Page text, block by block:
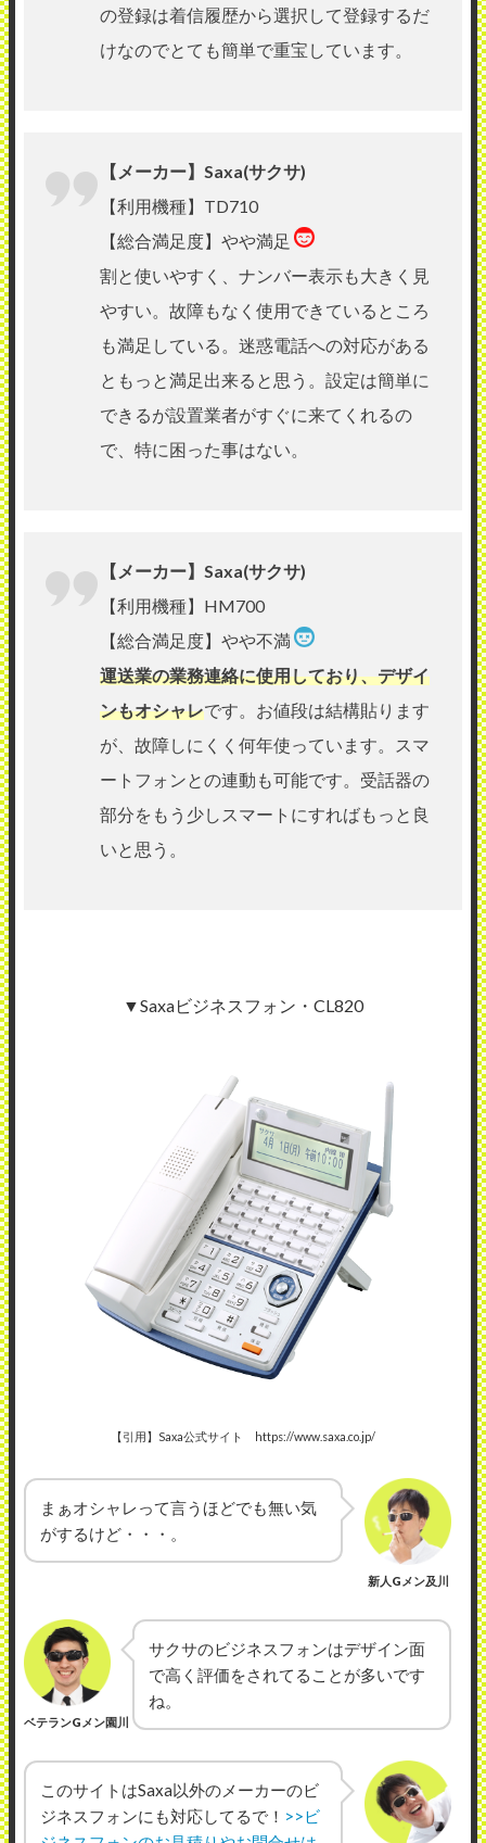
の登録は着信履歴から選択して登録するだ
けなのでとても簡単で重宝しています。
【メーカー】Saxa(サクサ)
【利用機種】TD710
【総合満足度】やや満足
割と使いやすく、ナンバー表示も大きく見
やすい。故障もなく使用できているところ
も満足している。迷惑電話への対応がある
ともっと満足出来ると思う。設定は簡単に
できるが設置業者がすぐに来てくれるの
で、特に困った事はない。
【メーカー】Saxa(サクサ)
【利用機種】HM700
【総合満足度】やや不満
運送業の業務連絡に使用しており、デザイ
ンもオシャレです。お値段は結構貼ります
が、故障しにくく何年使っています。スマ
ートフォンとの連動も可能です。受話器の
部分をもう少しスマートにすればもっと良
いと思う。
▼Saxaビジネスフォン・CL820
【引用】Saxa公式サイト https://www.saxa.co.jp/
まぁオシャレって言うほどでも無い気
がするけど・・・。
新人Gメン及川
ベテランGメン園川
サクサのビジネスフォンはデザイン面
で高く評価をされてることが多いです
ね。
このサイトはSaxa以外のメーカーのビ
ジネスフォンにも対応してるで！ >>ビ